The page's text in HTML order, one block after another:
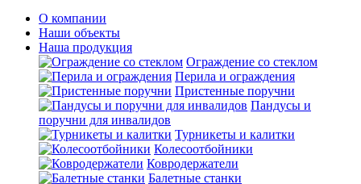
О компании
Наши объекты
Наша продукция
Ограждение со стеклом
Перила и ограждения
Пристенные поручни
Пандусы и
поручни для инвалидов
Турникеты и калитки
Колесоотбойники
Ковродержатели
Балетные станки